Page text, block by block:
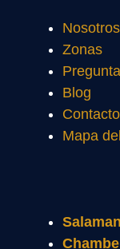
Nosotros
Zonas
Blog
Contacto
Mapa